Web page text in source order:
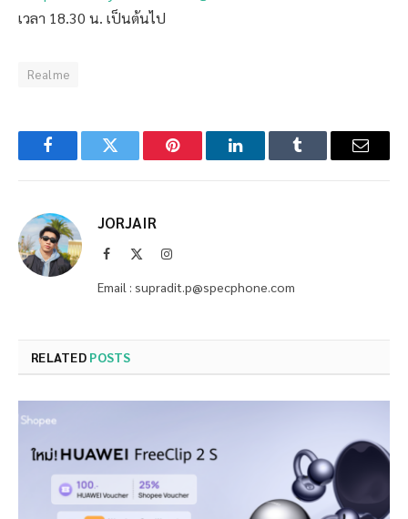
เวลา 18.30 น. เป็นต้นไป
Realme
FacebookTwitter Pinterest LinkedInTumblr Email
JORJAIR
Facebook Instagram
Email : supradit.p@specphone.com
RELATED POSTS